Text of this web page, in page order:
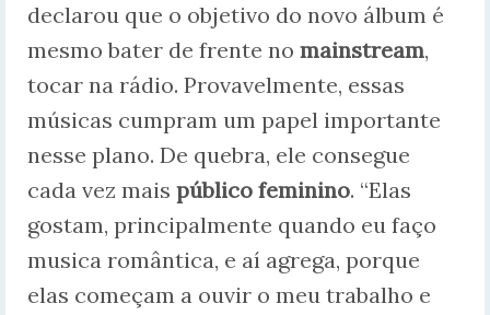
declarou que o objetivo do novo álbum é
mesmo bater de frente no mainstream,
tocar na rádio. Provavelmente, essas
músicas cumpram um papel importante
nesse plano. De quebra, ele consegue
cada vez mais público feminino. “Elas
gostam, principalmente quando eu faço
musica romântica, e aí agrega, porque
elas começam a ouvir o meu trabalho e